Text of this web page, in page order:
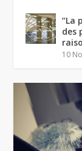
“La
des
10